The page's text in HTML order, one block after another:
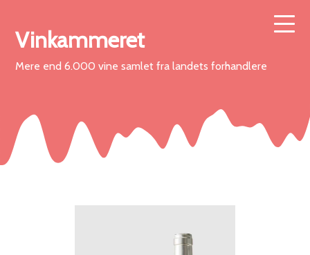
Vinkammeret
Mere end 6.000 vine samlet fra landets forhandlere